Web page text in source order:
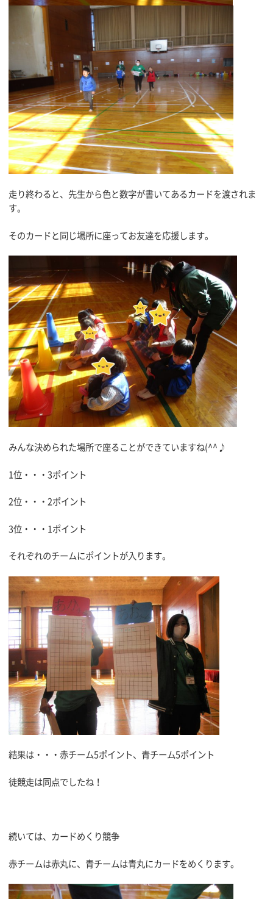
走り終わると、先生から色と数字が書いてあるカードを渡されま
す。
そのカードと同じ場所に座ってお友達を応援します。
みんな決められた場所で座ることができていますね(^^♪
1位・・・3ポイント
2位・・・2ポイント
3位・・・1ポイント
それぞれのチームにポイントが入ります。
結果は・・・赤チーム5ポイント、青チーム5ポイント
徒競走は同点でしたね！
続いては、カードめくり競争
赤チームは赤丸に、青チームは青丸にカードをめくります。